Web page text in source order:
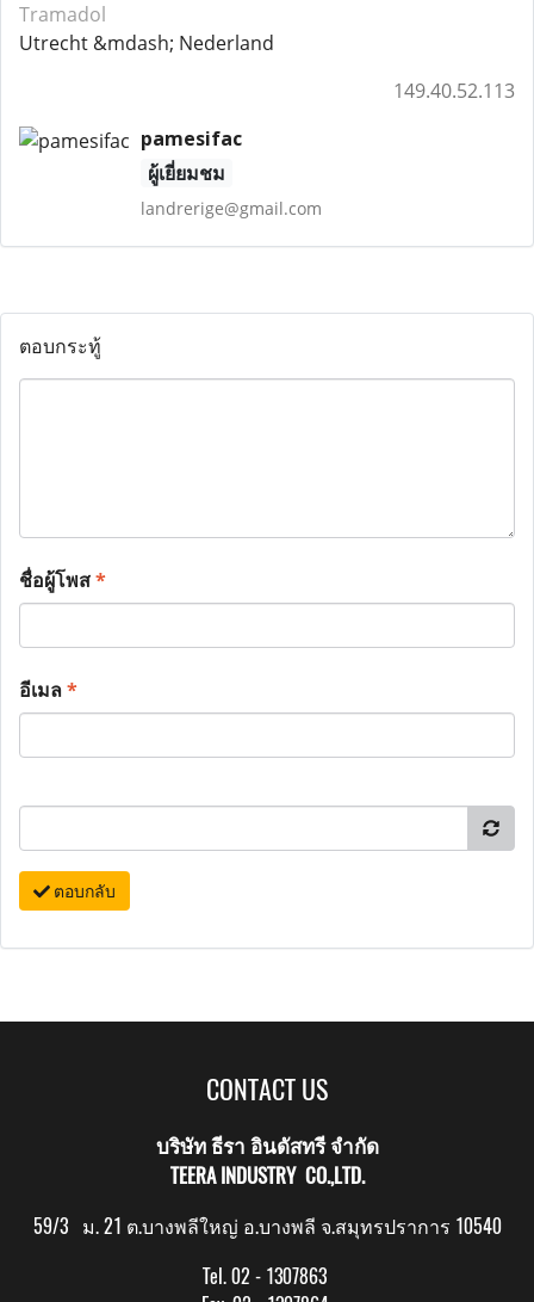
Tramadol
Utrecht &mdash; Nederland
149.40.52.113
pamesifac
ผู้เยี่ยมชม
landrerige@gmail.com
ตอบกระทู้
ชื่อผู้โพส*
อีเมล*
ตอบกลับ
CONTACT US
บริษัท ธีรา อินดัสทรี จำกัด
TEERA INDUSTRY CO.,LTD.
59/3 ม. 21 ต.บางพลีใหญ่ อ.บางพลี จ.สมุทรปราการ 10540
Tel. 02 - 1307863